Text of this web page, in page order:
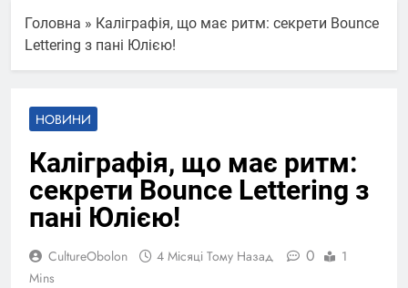
Головна » Каліграфія, що має ритм: секрети Bounce
Lettering з пані Юлією!
НОВИНИ
Каліграфія, що має ритм:
секрети Bounce Lettering з
пані Юлією!
CultureObolon 4 Місяці Тому Назад 0
1
Mins